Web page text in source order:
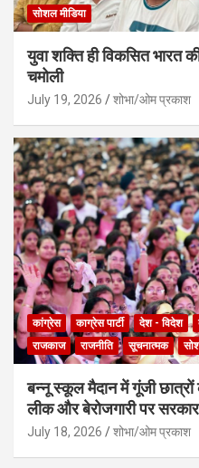
सोशल मीडिया
युवा शक्ति ही विकसित भारत
चमोली
July 19, 2026 शोभा/ओम प्रकाश
कांग्रेस काग्रेस पार्टी देश - विदेश
राजकाज
राजनीति सूचनात्मक
बन्नू स्कूल मैदान में गूंजी
लीक और बेरोजगारी पर
July 18, 2026 शोभा/ओम प्रकाश